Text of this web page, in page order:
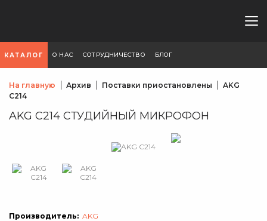
КАТАЛОГ О НАС СОТРУДНИЧЕСТВО БЛОГ
На главную Архив Поставки приостановлены
AKG
C214
AKG C214 СТУДИЙНЫЙ МИКРОФОН
Производитель: AKG